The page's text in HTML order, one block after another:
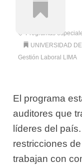
Programas
UNIVERSIDAD
Gestión Laboral LIMA
El programa
auditores que
líderes del
restricciones
trabajan con